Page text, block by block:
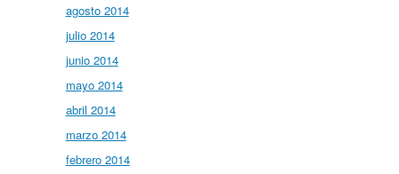
agosto 2014
julio 2014
junio 2014
mayo 2014
abril 2014
marzo 2014
febrero 2014